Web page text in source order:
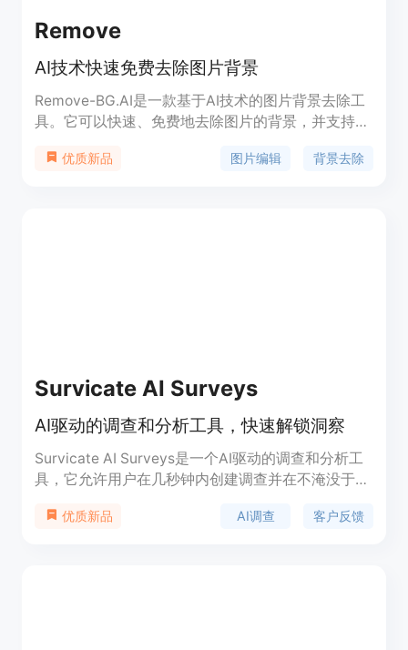
Remove
AI技术快速免费去除图片背景
Remove-BG.AI是一款基于AI技术的图片背景去除工
具。它可以快速、免费地去除图片的背景，并支持编
技能，即可轻松处理图片。
优质新品 图片编辑 背景去除
Survicate AI Surveys
AI驱动的调查和分析工具，快速解锁洞察
Survicate AI Surveys是一个AI驱动的调查和分析工
具，它允许用户在几秒钟内创建调查并在不淹没于数
用户可以快速识别反馈主题，无需手动分析每个响
优质新品 AI调查 客户反馈